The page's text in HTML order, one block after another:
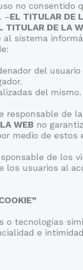
no
–EL TITULAR DE
TITULAR DE LA
sistema
del
del mismo.
responsable de
WEB no
medio de
de los
los usuarios al
o tecnologías
e